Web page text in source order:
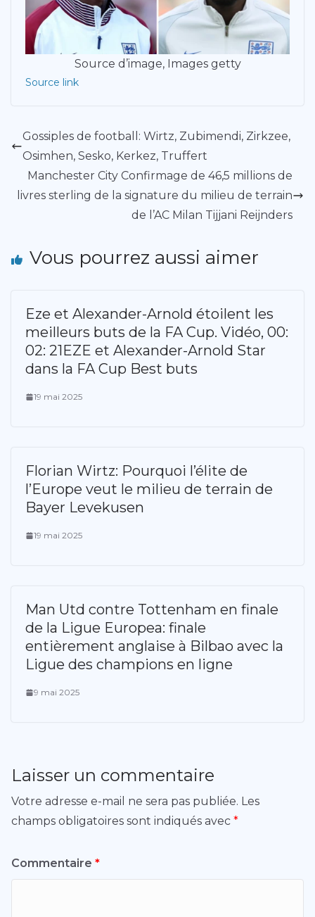
Source d’image, Images getty
Source link
Gossiples de football: Wirtz, Zubimendi, Zirkzee,
Osimhen, Sesko, Kerkez, Truffert
Manchester City Confirmage de 46,5 millions de
livres sterling de la signature du milieu de terrain
de l’AC Milan Tijjani Reijnders
Vous pourrez aussi aimer
Eze et Alexander-Arnold étoilent les
meilleurs buts de la FA Cup. Vidéo, 00:
02: 21EZE et Alexander-Arnold Star
dans la FA Cup Best buts
19 mai 2025
Florian Wirtz: Pourquoi l’élite de
l’Europe veut le milieu de terrain de
Bayer Levekusen
19 mai 2025
Man Utd contre Tottenham en finale
de la Ligue Europea: finale
entièrement anglaise à Bilbao avec la
Ligue des champions en ligne
9 mai 2025
Laisser un commentaire
Votre adresse e-mail ne sera pas publiée. Les
champs obligatoires sont indiqués avec *
Commentaire *